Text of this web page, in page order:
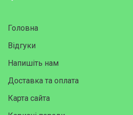
Головна
Відгуки
Напишіть нам
Доставка та оплата
Карта сайта